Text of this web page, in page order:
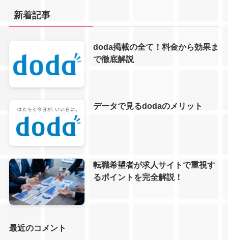
新着記事
doda掲載の全て！料金から効果ま
で徹底解説
データで見るdodaのメリット
転職希望者が求人サイトで重視す
るポイントを完全解説！
最近のコメント